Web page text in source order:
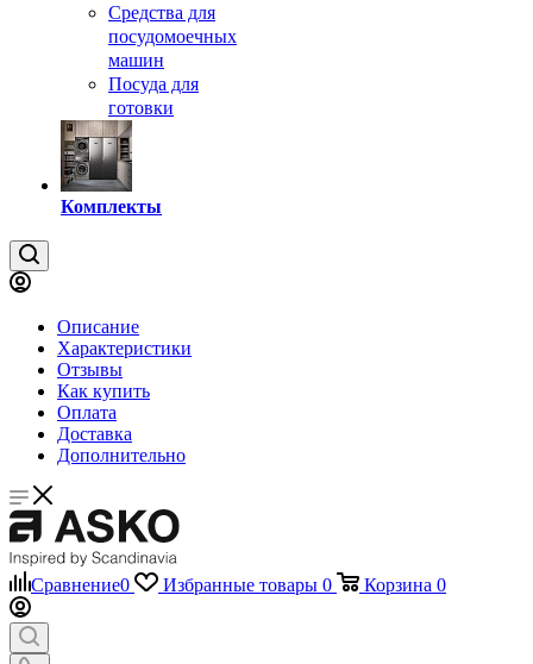
Средства для
посудомоечных
машин
Посуда для
готовки
Комплекты
Описание
Характеристики
Отзывы
Как купить
Оплата
Доставка
Дополнительно
Сравнение0 Избранные товары 0 Корзина 0